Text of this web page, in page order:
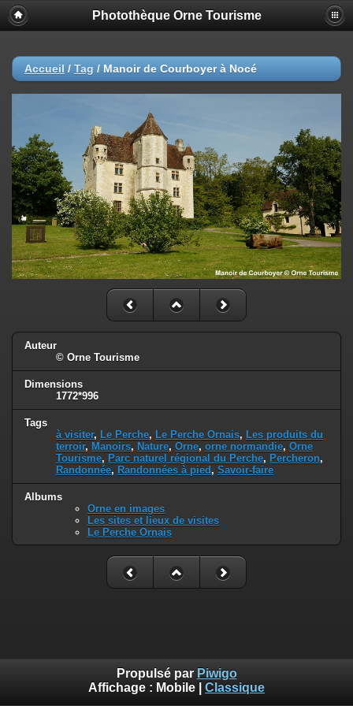
Photothèque Orne Tourisme
Accueil / Tag / Manoir de Courboyer à Nocé
Auteur
© Orne Tourisme
Dimensions
1772*996
Tags
à visiter, Le Perche, Le Perche Ornais, Les produits du
terroir, Manoirs, Nature, Orne, orne normandie, Orne
Tourisme, Parc naturel régional du Perche, Percheron,
Randonnée, Randonnées à pied, Savoir-faire
Albums
Orne en images
Les sites et lieux de visites
Le Perche Ornais
Propulsé par Piwigo
Affichage : Mobile Classique